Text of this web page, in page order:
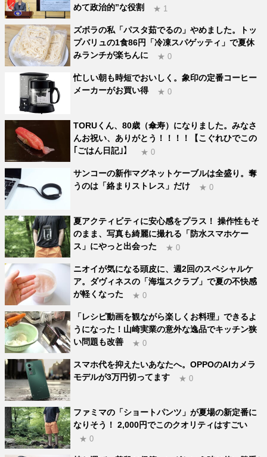
めて政治的”な役割
★ 1
ズボラの私「パスタ茹でるの」やめました。トッ
プバリュの1食86円「冷凍スパゲッティ」で夏休
みランチが楽ちんに
★ 0
忙しい朝も時短でおいしく。象印の定番コーヒー
メーカーがお買い得
★ 0
TORUくん、80歳（傘寿）になりました。みなさ
んお祝い、ありがとう！！！！【こぐれひでこの
｢ごはん日記｣】
★ 0
サンコーの新作マグネットケーブルは全盛り。奪
うのは「絡まりストレス」だけ
★ 0
夏アクティビティに安心感をプラス！ 操作性もそ
のまま、写真も綺麗に撮れる「防水スマホケー
ス」にやっと出会った
★ 0
ニオイが気になる頭皮に、週2回のスペシャルケ
ア。ダヴィネスの「海塩スクラブ」で夏の不快感
が軽くなった
★ 0
「レシピ動画を観ながら楽しくお料理」できるよ
うになった！山崎実業の意外な逸品でキッチン狭
い問題も改善
★ 0
スマホ代を抑えたいあなたへ。OPPOのAIカメラ
モデルが3万円切ってます
★ 0
ファミマの「ショートパンツ」が夏場の新定番に
なりそう！ 2,000円でこのクオリティはすごい
★ 0